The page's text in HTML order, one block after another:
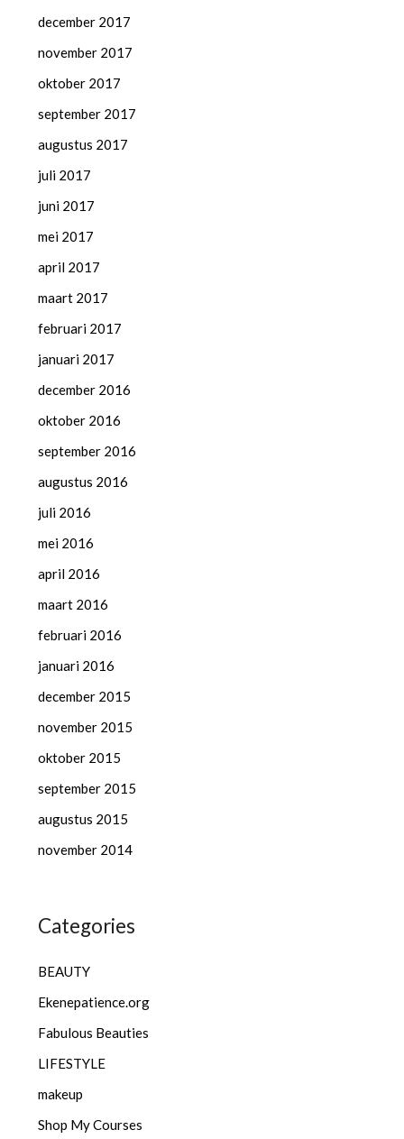
december 2017
november 2017
oktober 2017
september 2017
augustus 2017
juli 2017
juni 2017
mei 2017
april 2017
maart 2017
februari 2017
januari 2017
december 2016
oktober 2016
september 2016
augustus 2016
juli 2016
mei 2016
april 2016
maart 2016
februari 2016
januari 2016
december 2015
november 2015
oktober 2015
september 2015
augustus 2015
november 2014
Categories
BEAUTY
Ekenepatience.org
Fabulous Beauties
LIFESTYLE
makeup
Shop My Courses